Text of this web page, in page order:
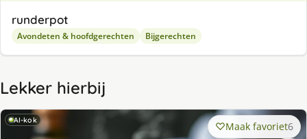
runderpot
Avondeten & hoofdgerechten Bijgerechten
Lekker hierbij
AI-kok Maak favoriet6